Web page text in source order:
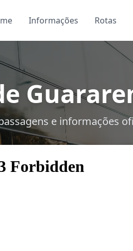
Informações Rotas
e informações